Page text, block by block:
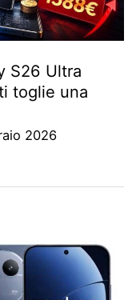
S26 Ultra
toglie una
2026